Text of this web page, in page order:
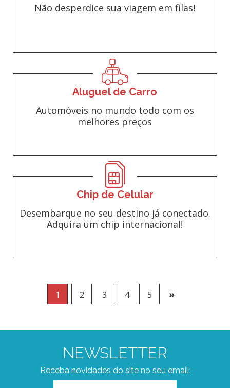
Não desperdice sua viagem em filas!
Aluguel de Carro
Automóveis no mundo todo com os
melhores preços
Chip de Celular
Desembarque no seu destino já conectado.
Adquira um chip internacional!
1 2 3 4 5 »
NEWSLETTER
Receba novidades do site no seu email: